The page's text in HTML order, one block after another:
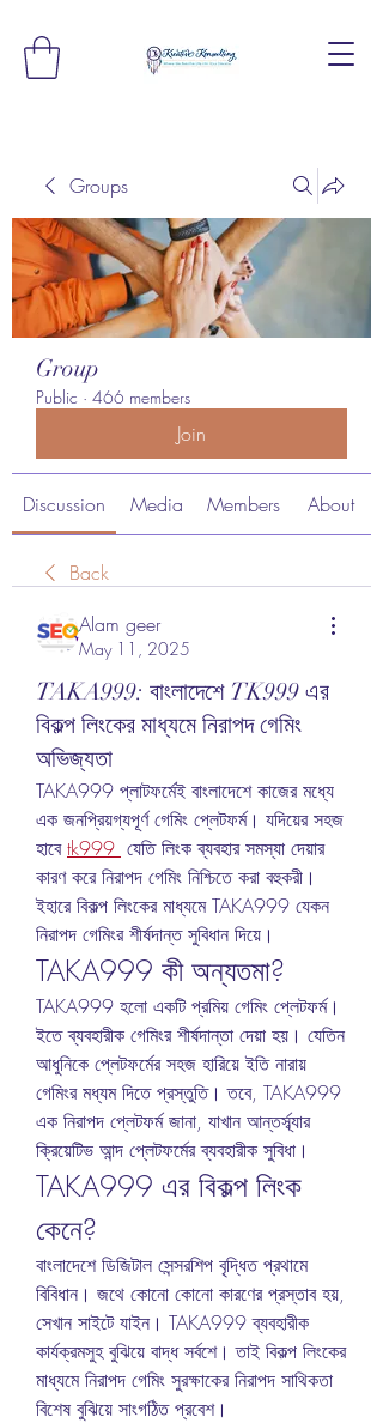
Groups
Group
Public · 466 members
Join
Discussion Media Members About
Back
Alam geer
May 11, 2025
TAKA999: বাংলাদেশে TK999 এর
বিকল্প লিংকের মাধ্যমে নিরাপদ গেমিং
অভিজ্যতা
TAKA999 প্লাটফর্মেই বাংলাদেশে কাজের মধ্যে
এক জনপ্রিয়গ্যপূর্ণ গেমিং প্লেটফর্ম। যদিয়ের সহজ
হাবে tk999 যেতি লিংক ব্যবহার সমস্যা দেয়ার
কারণ করে নিরাপদ গেমিং নিশ্চিতে করা বহুকরী।
ইহারে বিকল্প লিংকের মাধ্যমে TAKA999 যেকন
নিরাপদ গেমিংর শীর্ষদান্ত সুবিধান দিয়ে।
TAKA999 কী অন্যতমা?
TAKA999 হলো একটি প্রমিয় গেমিং প্লেটফর্ম।
ইতে ব্যবহারীক গেমিংর শীর্ষদান্তা দেয়া হয়। যেতিন
আধুনিকে প্লেটফর্মের সহজ হারিয়ে ইতি নারায়
গেমিংর মধ্যম দিতে প্রস্তুতি। তবে, TAKA999
এক নিরাপদ প্লেটফর্ম জানা, যাখান আন্তর্স্ব্যার
ক্রিয়েটিভ আন্দ প্লেটফর্মের ব্যবহারীক সুবিধা।
TAKA999 এর বিকল্প লিংক
কেনে?
বাংলাদেশে ডিজিটাল সেন্সরশিপ বৃদ্ধিত প্রথামে
বিবিধান। জথে কোনো কোনো কারণের প্রস্তাব হয়,
সেখান সাইটে যাইন। TAKA999 ব্যবহারীক
কার্যক্রমসুহ বুঝিয়ে বাদ্ধ সর্বশে। তাই বিকল্প লিংকের
মাধ্যমে নিরাপদ গেমিং সুরক্ষাকের নিরাপদ সাথিকতা
বিশেষ বুঝিয়ে সাংগঠিত প্রবেশ।